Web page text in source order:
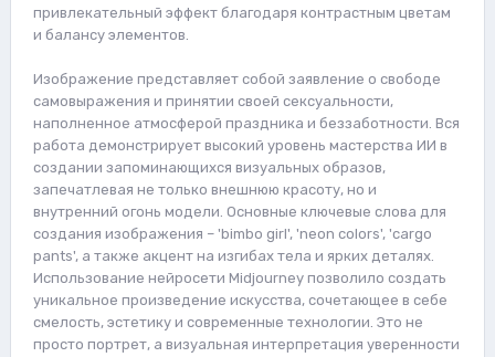
привлекательный эффект благодаря контрастным цветам
и балансу элементов.
Изображение представляет собой заявление о свободе
самовыражения и принятии своей сексуальности,
наполненное атмосферой праздника и беззаботности. Вся
работа демонстрирует высокий уровень мастерства ИИ в
создании запоминающихся визуальных образов,
запечатлевая не только внешнюю красоту, но и
внутренний огонь модели. Основные ключевые слова для
создания изображения – 'bimbo girl', 'neon colors', 'cargo
pants', а также акцент на изгибах тела и ярких деталях.
Использование нейросети Midjourney позволило создать
уникальное произведение искусства, сочетающее в себе
смелость, эстетику и современные технологии. Это не
просто портрет, а визуальная интерпретация уверенности